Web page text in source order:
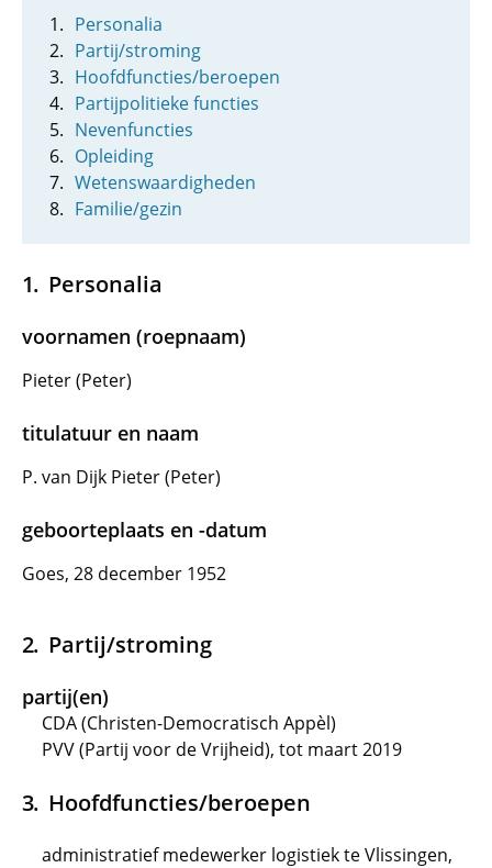
Personalia
Partij/stroming
Hoofdfuncties/beroepen
Partijpolitieke functies
Nevenfuncties
Opleiding
Wetenswaardigheden
Familie/gezin
Personalia
voornamen (roepnaam)
Pieter (Peter)
titulatuur en naam
P. van Dijk Pieter (Peter)
geboorteplaats en -datum
Goes, 28 december 1952
Partij/stroming
partij(en)
CDA (Christen-Democratisch Appèl)
PVV (Partij voor de Vrijheid), tot maart 2019
Hoofdfuncties/beroepen
administratief medewerker logistiek te Vlissingen,